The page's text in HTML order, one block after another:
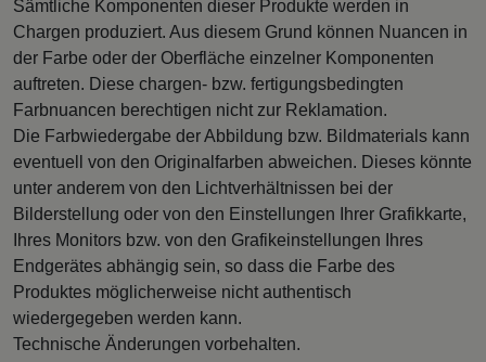
Sämtliche Komponenten dieser Produkte werden in
Chargen produziert. Aus diesem Grund können Nuancen in
der Farbe oder der Oberfläche einzelner Komponenten
auftreten. Diese chargen- bzw. fertigungsbedingten
Farbnuancen berechtigen nicht zur Reklamation.
Die Farbwiedergabe der Abbildung bzw. Bildmaterials kann
eventuell von den Originalfarben abweichen. Dieses könnte
unter anderem von den Lichtverhältnissen bei der
Bilderstellung oder von den Einstellungen Ihrer Grafikkarte,
Ihres Monitors bzw. von den Grafikeinstellungen Ihres
Endgerätes abhängig sein, so dass die Farbe des
Produktes möglicherweise nicht authentisch
wiedergegeben werden kann.
Technische Änderungen vorbehalten.